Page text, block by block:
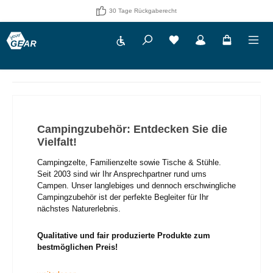
30 Tage Rückgaberecht
Werkzeugleiste anzeigenDu hast 0 Produkte auf
Campingzubehör: Entdecken Sie die
Vielfalt!
Campingzelte, Familienzelte sowie Tische & Stühle.
Seit 2003 sind wir Ihr Ansprechpartner rund ums
Campen. Unser langlebiges und dennoch erschwingliche
Campingzubehör ist der perfekte Begleiter für Ihr
nächstes Naturerlebnis.
Qualitative und fair produzierte Produkte zum
bestmöglichen Preis!